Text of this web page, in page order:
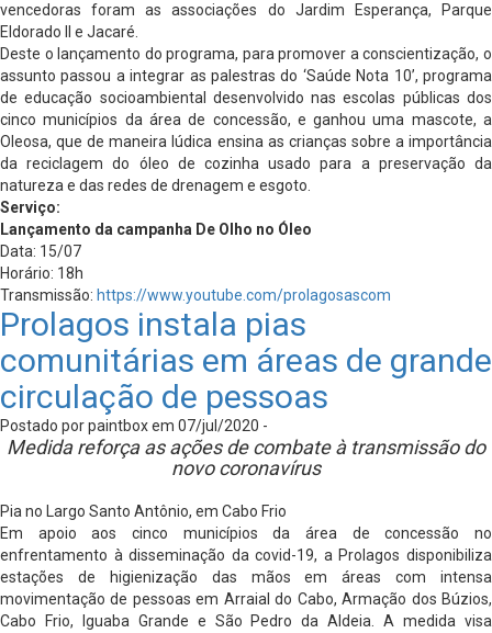
vencedoras foram as associações do Jardim Esperança, Parque
Eldorado II e Jacaré.
Deste o lançamento do programa, para promover a conscientização, o
assunto passou a integrar as palestras do ‘Saúde Nota 10’, programa
de educação socioambiental desenvolvido nas escolas públicas dos
cinco municípios da área de concessão, e ganhou uma mascote, a
Oleosa, que de maneira lúdica ensina as crianças sobre a importância
da reciclagem do óleo de cozinha usado para a preservação da
natureza e das redes de drenagem e esgoto.
Serviço:
Lançamento da campanha De Olho no Óleo
Data: 15/07
Horário: 18h
Transmissão: https://www.youtube.com/prolagosascom
Prolagos instala pias
comunitárias em áreas de grande
circulação de pessoas
Postado por paintbox em 07/jul/2020 -
Medida reforça as ações de combate à transmissão do
novo coronavírus
Pia no Largo Santo Antônio, em Cabo Frio
Em apoio aos cinco municípios da área de concessão no
enfrentamento à disseminação da covid-19, a Prolagos disponibiliza
estações de higienização das mãos em áreas com intensa
movimentação de pessoas em Arraial do Cabo, Armação dos Búzios,
Cabo Frio, Iguaba Grande e São Pedro da Aldeia. A medida visa